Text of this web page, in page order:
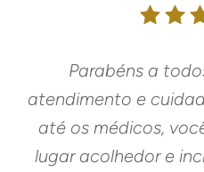
Parabéns a
atendimento e
até os médicos,
lugar acolhedor e